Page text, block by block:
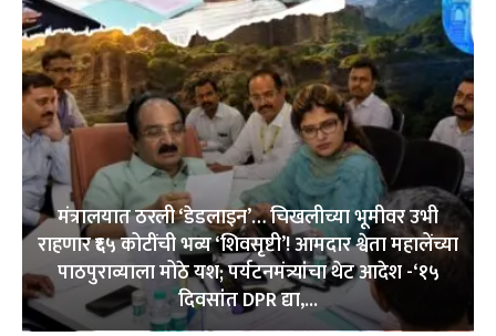
मंत्रालयात ठरली ‘डेडलाइन’… चिखलीच्या भूमीवर उभी
राहणार ₹६५ कोटींची भव्य ‘शिवसृष्टी’! आमदार श्वेता महालेंच्या
पाठपुराव्याला मोठे यश; पर्यटनमंत्र्यांचा थेट आदेश -‘१५
दिवसांत DPR द्या,...